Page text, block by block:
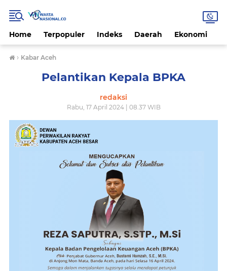
Home Terpopuler Indeks Daerah Ekonomi
› Kabar Aceh
Pelantikan Kepala BPKA
redaksi
Rabu, 17 April 2024 | 08.37 WIB